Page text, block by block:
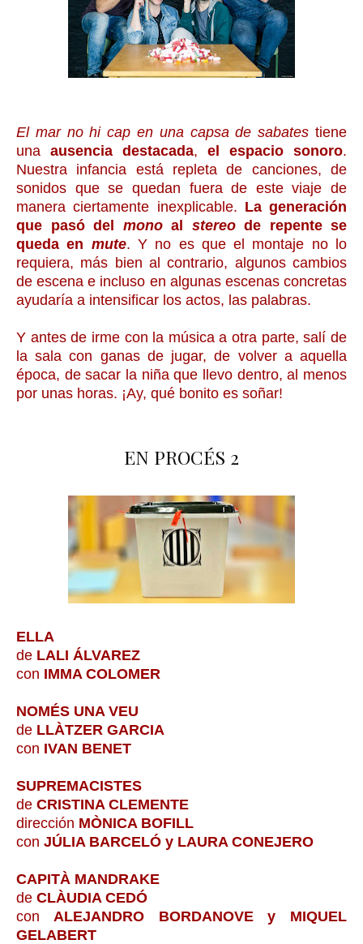
El mar no hi cap en una capsa de sabates tiene
una ausencia destacada, el espacio sonoro.
Nuestra infancia está repleta de canciones, de
sonidos que se quedan fuera de este viaje de
manera ciertamente inexplicable. La generación
que pasó del monoal stereode repente se
queda en mute. Y no es que el montaje no lo
requiera, más bien al contrario, algunos cambios
de escena e incluso en algunas escenas concretas
ayudaría a intensificar los actos, las palabras.
Y antes de irme con la música a otra parte, salí de
la sala con ganas de jugar, de volver a aquella
época, de sacar la niña que llevo dentro, al menos
por unas horas. ¡Ay, qué bonito es soñar!
EN PROCÉS 2
ELLA
de LALI ÁLVAREZ
con IMMA COLOMER
NOMÉS UNA VEU
de LLÀTZER GARCIA
con IVAN BENET
SUPREMACISTES
de CRISTINA CLEMENTE
dirección MÒNICA BOFILL
con JÚLIA BARCELÓ y LAURA CONEJERO
CAPITÀ MANDRAKE
de CLÀUDIA CEDÓ
con ALEJANDRO BORDANOVE y MIQUEL
GELABERT